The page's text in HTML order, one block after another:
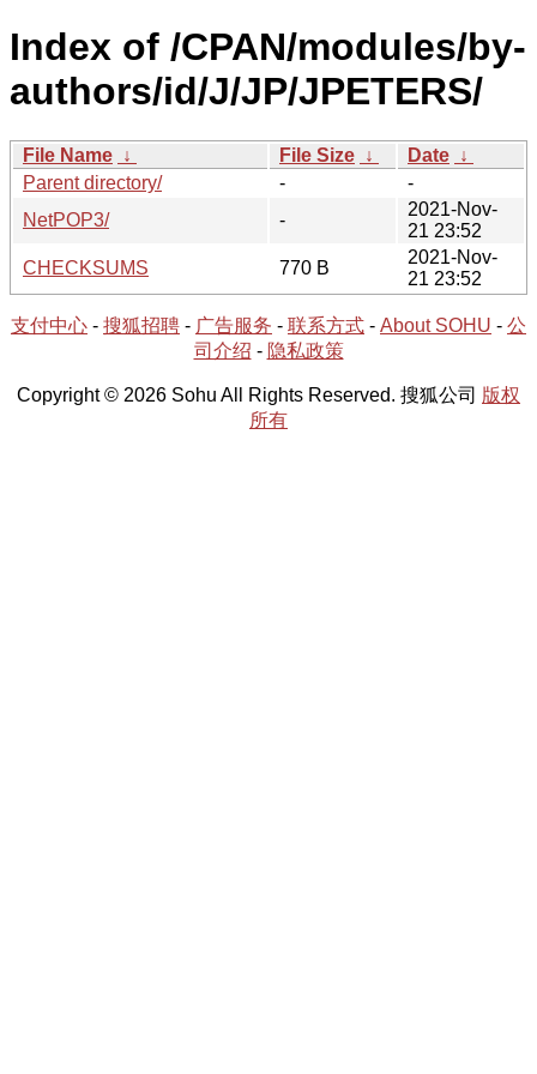
Index of /CPAN/modules/by-
authors/id/J/JP/JPETERS/
File Name ↓ File Size ↓ Date ↓
Parent directory/
-
-
NetPOP3/
-
2021-Nov-
21 23:52
CHECKSUMS
770 B
2021-Nov-
21 23:52
支付中心 - 搜狐招聘 - 广告服务 - 联系方式 - About SOHU - 公
司介绍 - 隐私政策
Copyright © 2026 Sohu All Rights Reserved. 搜狐公司 版权
所有